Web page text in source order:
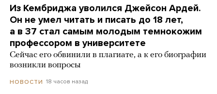
Из Кембриджа уволился Джейсон Ардей.
Он не умел читать и писать до 18 лет,
а в 37 стал самым молодым темнокожим
профессором в университете
Сейчас его обвинили в плагиате, а к его биографии
возникли вопросы
НОВОСТИ 18 часов назад